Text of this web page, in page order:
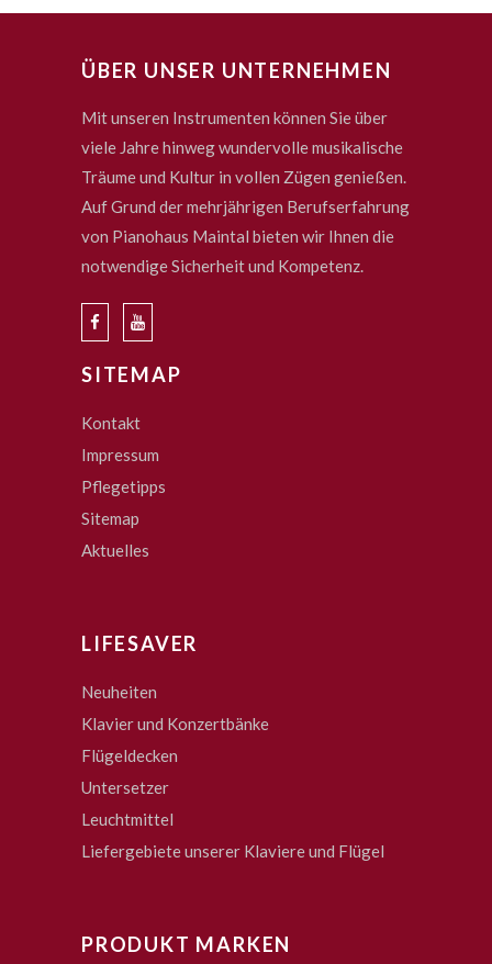
ÜBER UNSER UNTERNEHMEN
Mit unseren Instrumenten können Sie über
viele Jahre hinweg wundervolle musikalische
Träume und Kultur in vollen Zügen genießen.
Auf Grund der mehrjährigen Berufserfahrung
von Pianohaus Maintal bieten wir Ihnen die
notwendige Sicherheit und Kompetenz.
SITEMAP
Kontakt
Impressum
Pflegetipps
Sitemap
Aktuelles
LIFESAVER
Neuheiten
Klavier und Konzertbänke
Flügeldecken
Untersetzer
Leuchtmittel
Liefergebiete unserer Klaviere und Flügel
PRODUKT MARKEN